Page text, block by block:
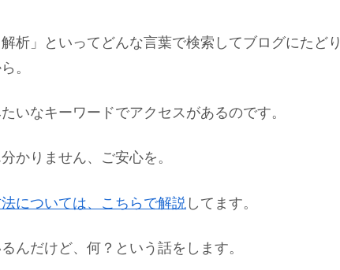
析」といってどんな言葉で検索してブログにたどり
。
なキーワードでアクセスがあるのです。
かりません、ご安心を。
については、こちらで解説 してます。
んだけど、何？という話をします。